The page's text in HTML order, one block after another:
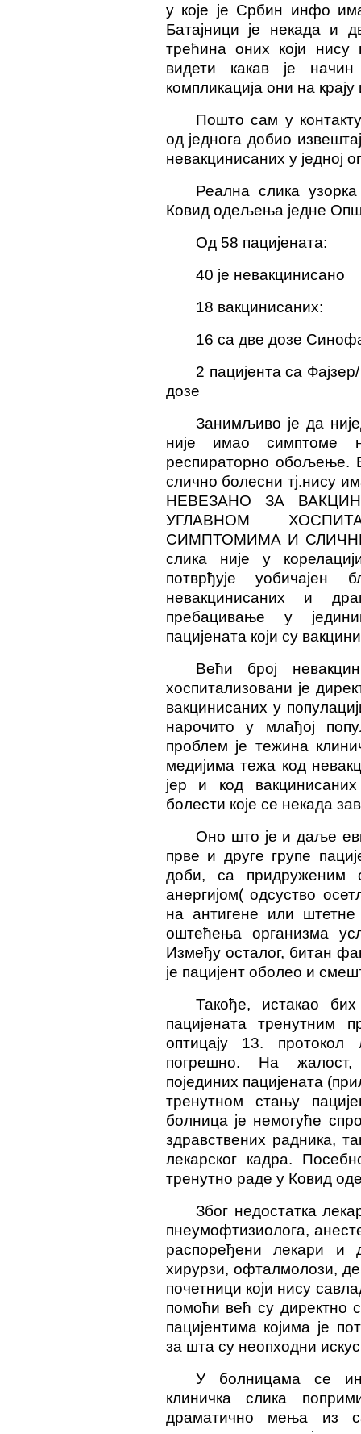
у које је Србин инфо
Батајници је некада и
трећина оних који нису
видети какав је
компликација они на
Пошто сам у
од једнога добио
невакцинисаних у једној
Реална слика
Ковид одељења једне
Од 58 пацијената:
40 је невакцинисано
18 вакцинисаних:
16 са две дозе
2 пацијента са
дозе
Занимљиво је да
није имао симптоме
респираторно обољење.
слично болесни тј.нису
НЕВЕЗАНО ЗА
УГЛАВНОМ
СИМПТОМИМА И
слика није у
потврђује
невакцинисаних и
пребацивање у
пацијената који су
Већи број
хоспитализовани је
вакцинисаних у
нарочито у млађој
проблем је тежина
медијима тежа код
јер и код
болести које се некада
Оно што је и даље
прве и друге групе
доби, са
анергијом( одсуство
на антигене или
оштећења организма
Између осталог, битан
је пацијент оболео и
Такође, истакао
пацијената тренутним
оптицају 13.
погрешно. На жалост,
појединих пацијената
тренутном стању
болница је немогуће
здравствених радника,
лекарског кадра.
тренутно раде у Ковид
Због недостатка
пнеумофтизиолога,
распоређени лекари и
хирурзи, офталмолози,
почетници који нису
помоћи већ су директно
пацијентима којима је
за шта су неопходни
У болницама се
клиничка слика
драматично мења из